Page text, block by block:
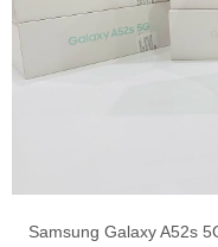
Samsung Galaxy A52s